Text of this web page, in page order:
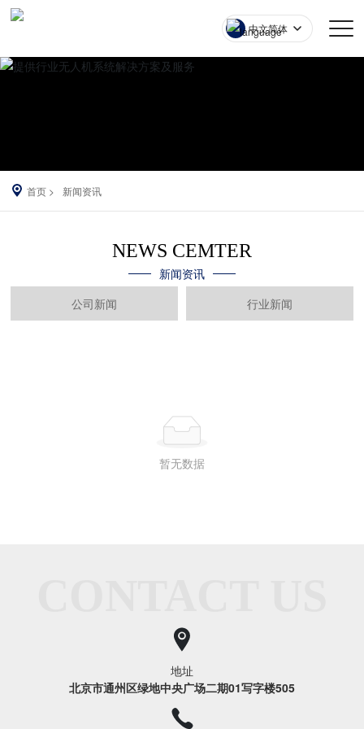
中文简体
首页 新闻资讯
NEWS CEMTER
新闻资讯
公司新闻
行业新闻
暂无数据
地址
北京市通州区绿地中央广场二期01写字楼505